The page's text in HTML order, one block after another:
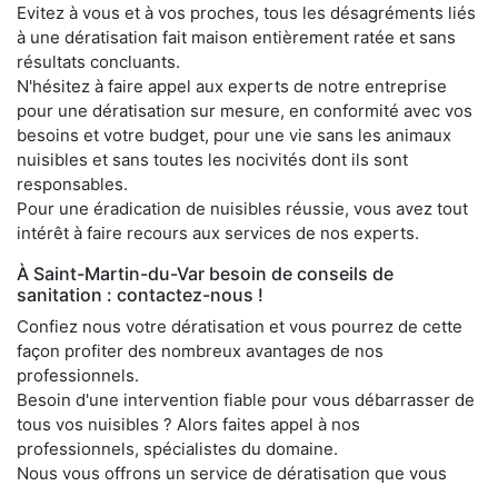
Evitez à vous et à vos proches, tous les désagréments liés
à une dératisation fait maison entièrement ratée et sans
résultats concluants.
N'hésitez à faire appel aux experts de notre entreprise
pour une dératisation sur mesure, en conformité avec vos
besoins et votre budget, pour une vie sans les animaux
nuisibles et sans toutes les nocivités dont ils sont
responsables.
Pour une éradication de nuisibles réussie, vous avez tout
intérêt à faire recours aux services de nos experts.
À Saint-Martin-du-Var besoin de conseils de
sanitation : contactez-nous !
Confiez nous votre dératisation et vous pourrez de cette
façon profiter des nombreux avantages de nos
professionnels.
Besoin d'une intervention fiable pour vous débarrasser de
tous vos nuisibles ? Alors faites appel à nos
professionnels, spécialistes du domaine.
Nous vous offrons un service de dératisation que vous